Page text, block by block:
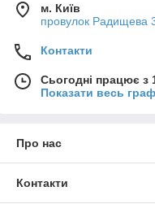
м. Київ
провулок Радищева
Контакти
Сьогодні працює з
Показати весь
Про нас
Контакти